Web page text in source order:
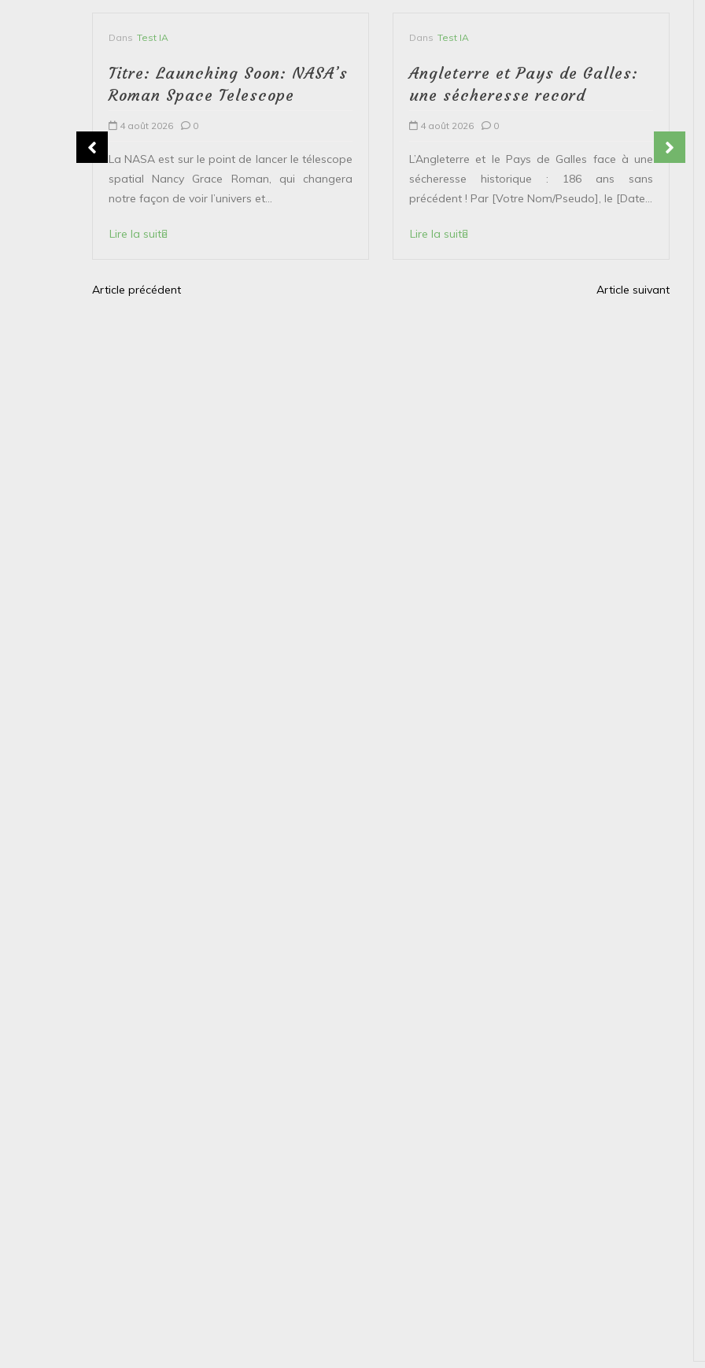
Dans Test IA
Titre: Launching Soon: NASA’s
Roman Space Telescope
4 août 2026 0
La NASA est sur le point de lancer le télescope
spatial Nancy Grace Roman, qui changera
notre façon de voir l’univers et...
Lire la suite
Dans Test IA
Angleterre et Pays de Galles:
une sécheresse record
4 août 2026 0
L’Angleterre et le Pays de Galles face à une
sécheresse historique : 186 ans sans
précédent ! Par [Votre Nom/Pseudo], le [Date...
Lire la suite
N
Article précédent Article suivant